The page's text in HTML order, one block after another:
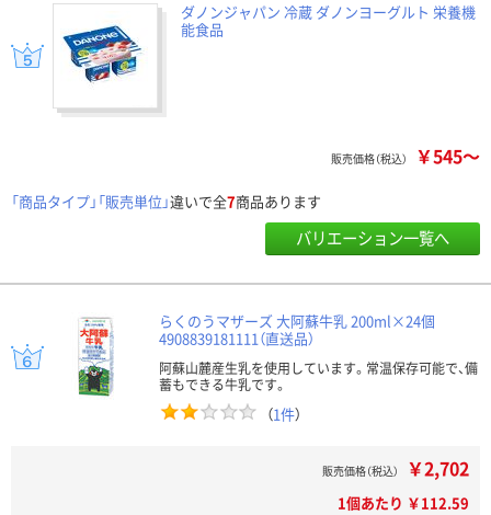
ダノンジャパン 冷蔵 ダノンヨーグルト 栄養機
能食品
販売価格（税込） ￥545～
「商品タイプ」「販売単位」違いで全7商品あります
バリエーション一覧へ
らくのうマザーズ 大阿蘇牛乳 200ml×24個
4908839181111（直送品）
阿蘇山麓産生乳を使用しています。常温保存可能で、備
蓄もできる牛乳です。
（1件）
販売価格（税込） ￥2,702
1個あたり ￥112.59